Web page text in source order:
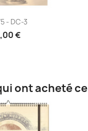
rapide
- DC-3
€
ont acheté